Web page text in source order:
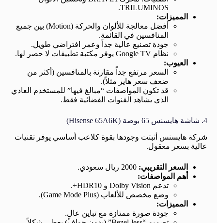
TRILUMINOS.
المميزات:
أفضل معالجة للألوان والحركة (Motion) بين جميع
المنافسين في القائمة.
جودة تصنيع عالية جداً وعمر افتراضي طويل.
نظام Google TV يوفر مكتبة تطبيقات لا حصر لها.
العيوب:
السعر مرتفع جداً مقارنة بالمنافسين (أكثر من
ضعف سعر هاير مثلاً).
قد تكون المواصفات “مبالغ فيها” للمستخدم العادي
الذي يشاهد القنوات الفضائية فقط.
4. شاشة هايسنس 65 بوصة (Hisense 65A6K)
شركة هايسنس أثبتت وجودها بقوة كلاعب أساسي يوفر تقنيات
عالية بسعر معقول.
السعر التقريبي:
أهم المواصفات:
تدعم Dolby Vision و HDR10+.
وضع مخصص للألعاب (Game Mode Plus).
المميزات:
جودة صورة ممتازة مع تباين عالٍ.